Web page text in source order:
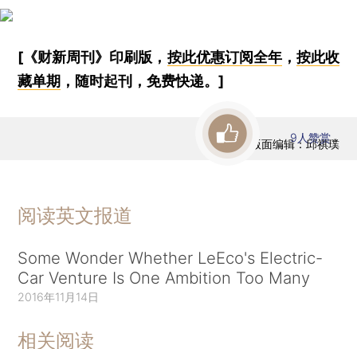
[《财新周刊》印刷版， 按此优惠订阅全年， 按此收
藏单期 ，随时起刊，免费快递。]
版面编辑：邱祺璞
9人赞赏
阅读英文报道
Some Wonder Whether LeEco's Electric-
Car Venture Is One Ambition Too Many
2016年11月14日
相关阅读